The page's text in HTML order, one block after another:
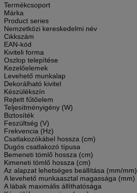
Termékcsoport
Márka
Product series
Nemzetközi kereskedelmi név
Cikkszám
EAN-kód
Kiviteli forma
Oszlop telepítése
Kezelőelemek
Levehető munkalap
Dekorálható kivitel
Készülékszín
Rejtett fűtőelem
Teljesítményigény (W)
Biztosíték
Feszültség (V)
Frekvencia (Hz)
Csatlakozókábel hossza (cm)
Dugós csatlakozó típusa
Bemeneti tömlő hossza (cm)
Kimeneti tömlő hossza (cm)
Az alapzat lehetséges beállítása (mm/mm)
A levehető munkaasztal magassága (mm)
A lábak maximális állíthatósága